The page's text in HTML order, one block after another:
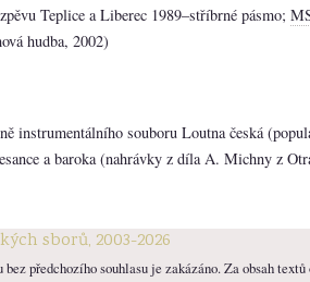
Teplice a Liberec 1989–stříbrné pásmo;
hudba, 2002)
instrumentálního souboru Loutna česká
a baroka (nahrávky z díla A. Michny z
sborů, 2003-2026
bez předchozího souhlasu je zakázáno. Za obsah